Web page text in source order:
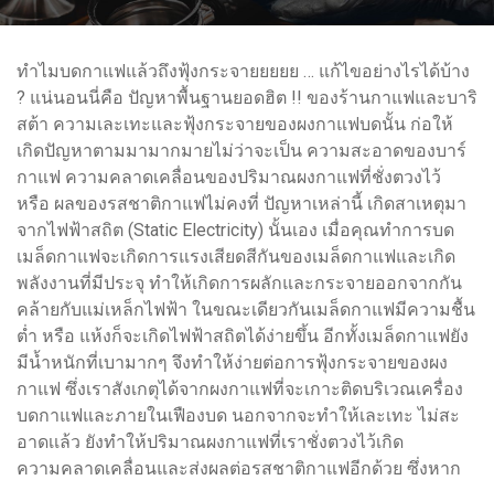
ทำไมบดกาแฟแล้วถึงฟุ้งกระจายยยยย … แก้ไขอย่างไรได้บ้าง
? แน่นอนนี่คือ ปัญหาพื้นฐานยอดฮิต !! ของร้านกาแฟและบาริ
สต้า ความเละเทะและฟุ้งกระจายของผงกาแฟบดนั้น ก่อให้
เกิดปัญหาตามมามากมายไม่ว่าจะเป็น ความสะอาดของบาร์
กาแฟ ความคลาดเคลื่อนของปริมาณผงกาแฟที่ชั่งตวงไว้
หรือ ผลของรสชาติกาแฟไม่คงที่ ปัญหาเหล่านี้ เกิดสาเหตุมา
จากไฟฟ้าสถิต (Static Electricity) นั้นเอง เมื่อคุณทำการบด
เมล็ดกาแฟจะเกิดการแรงเสียดสีกันของเมล็ดกาแฟและเกิด
พลังงานที่มีประจุ ทำให้เกิดการผลักและกระจายออกจากกัน
คล้ายกับแม่เหล็กไฟฟ้า ในขณะเดียวกันเมล็ดกาแฟมีความชื้น
ต่ำ หรือ แห้งก็จะเกิดไฟฟ้าสถิตได้ง่ายขึ้น อีกทั้งเมล็ดกาแฟยัง
มีน้ำหนักที่เบามากๆ จึงทำให้ง่ายต่อการฟุ้งกระจายของผง
กาแฟ ซึ่งเราสังเกตุได้จากผงกาแฟที่จะเกาะติดบริเวณเครื่อง
บดกาแฟและภายในเฟืองบด นอกจากจะทำให้เละเทะ ไม่สะ
อาดเเล้ว ยังทำให้ปริมาณผงกาแฟที่เราชั่งตวงไว้เกิด
ความคลาดเคลื่อนและส่งผลต่อรสชาติกาแฟอีกด้วย ซึ่งหาก